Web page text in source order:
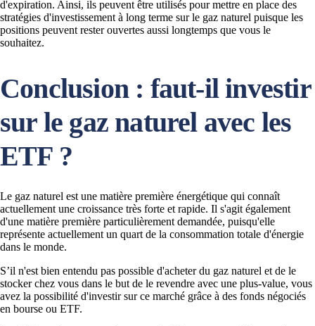
d'expiration. Ainsi, ils peuvent être utilisés pour mettre en place des
stratégies d'investissement à long terme sur le gaz naturel puisque les
positions peuvent rester ouvertes aussi longtemps que vous le
souhaitez.
Conclusion : faut-il investir
sur le gaz naturel avec les
ETF ?
Le gaz naturel est une matière première énergétique qui connaît
actuellement une croissance très forte et rapide. Il s'agit également
d'une matière première particulièrement demandée, puisqu'elle
représente actuellement un quart de la consommation totale d'énergie
dans le monde.
S’il n'est bien entendu pas possible d'acheter du gaz naturel et de le
stocker chez vous dans le but de le revendre avec une plus-value, vous
avez la possibilité d'investir sur ce marché grâce à des fonds négociés
en bourse ou ETF.